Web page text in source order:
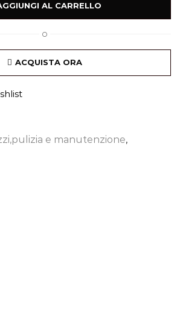
AL CARRELLO
O
ACQUISTA ORA
e manutenzione,